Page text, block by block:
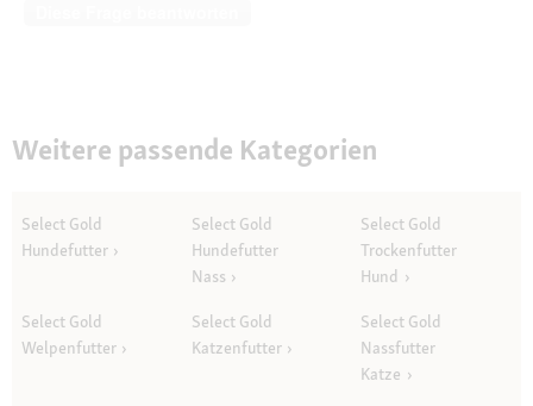
Weitere passende Kategorien
Select Gold
Hundefutter
Select Gold
Hundefutter
Nass
Select Gold
Trockenfutter
Hund
Select Gold
Welpenfutter
Select Gold
Katzenfutter
Select Gold
Nassfutter
Katze